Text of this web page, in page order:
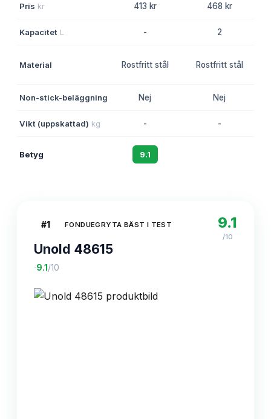
Pris kr 413 kr 468 kr
Kapacitet L - 2
Material Rostfritt stål Rostfritt stål
Non-stick-beläggning Nej Nej
Vikt (uppskattad) kg - -
Betyg 9.1
#1 FONDUEGRYTA BÄST I TEST
Unold 48615
·9.1 /10
9.1
/10